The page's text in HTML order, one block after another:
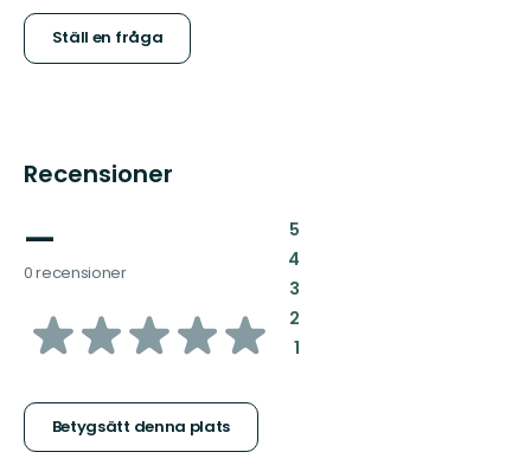
Ställ en fråga
Recensioner
—
0 recensioner
av
stjärnor
Betygsätt denna plats
5:
4:
3:
2:
1: